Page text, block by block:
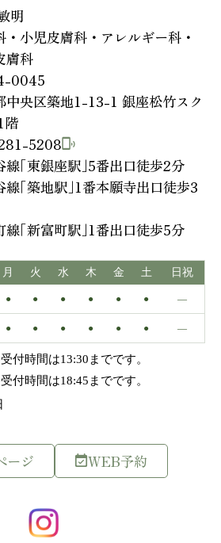
明
・小児皮膚科・アレルギー科・
膚科
0045
中央区築地1-13-1 銀座松竹スク
階
5208
線｢東銀座駅｣5番出口徒歩2分
線｢築地駅｣1番本願寺出口徒歩3
線｢新富町駅｣1番出口徒歩5分
ージ WEB予約